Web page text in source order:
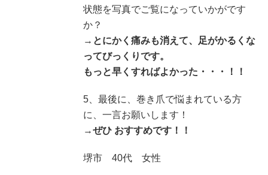
状態を写真でご覧になっていかがです
か？
→ とにかく痛みも消えて、足がかるくな
ってびっくりです。
もっと早くすればよかった・・・！！
5、最後に、巻き爪で悩まれている方
に、一言お願いします！
→ぜひ おすすめです！！
堺市 40代 女性